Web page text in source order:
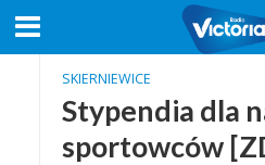
SKIERNIEWICE
Stypendia dla
sportowców